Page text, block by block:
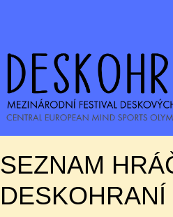
SEZNAM